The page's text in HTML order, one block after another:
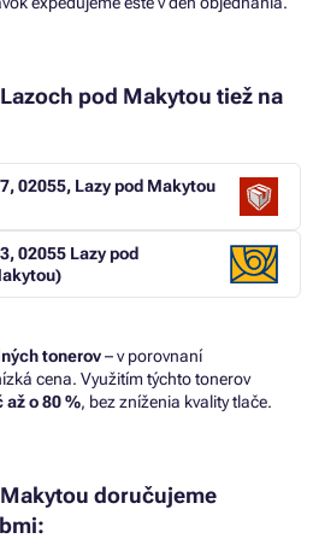
pod Makytou tiež na
02055, Lazy pod Makytou
02055 Lazy pod
tonerov– v porovnaní
cena. Využitím týchto tonerov
o 80 %, bez zníženia kvality tlače.
doručujeme